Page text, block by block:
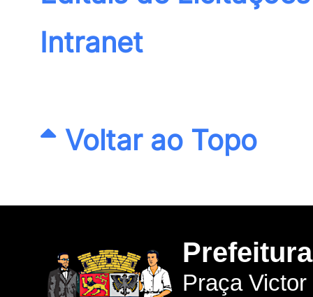
Intranet
Voltar ao Topo
Praça Victor